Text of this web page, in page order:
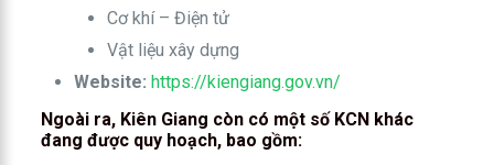
Cơ khí – Điện tử
Vật liệu xây dựng
Website: https://kiengiang.gov.vn/
Ngoài ra, Kiên Giang còn có một số KCN khác
đang được quy hoạch, bao gồm: